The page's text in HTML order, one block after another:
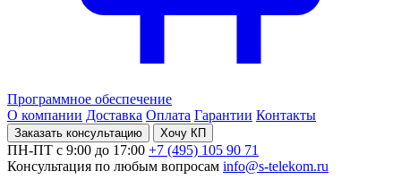
Программное обеспечение
О компании Доставка Оплата Гарантии Контакты
Заказать консультацию Хочу КП
ПН-ПТ с 9:00 до 17:00 +7 (495) 105 90 71
Консультация по любым вопросам info@s-telekom.ru